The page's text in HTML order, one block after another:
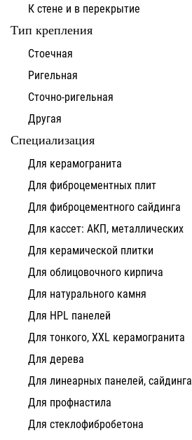
К стене и в перекрытие
Тип крепления
Стоечная
Ригельная
Сточно-ригельная
Другая
Специализация
Для керамогранита
Для фиброцементных плит
Для фиброцементного сайдинга
Для кассет: АКП, металлических
Для керамической плитки
Для облицовочного кирпича
Для натурального камня
Для HPL панелей
Для тонкого, XXL керамогранита
Для дерева
Для линеарных панелей, сайдинга
Для профнастила
Для стеклофибробетона